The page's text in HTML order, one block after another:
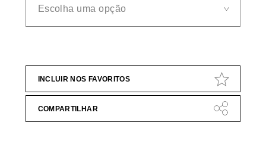
INCLUIR NOS FAVORITOS
COMPARTILHAR